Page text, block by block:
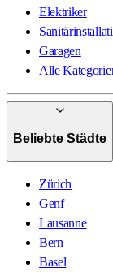
Elektriker
Garagen
Alle
Beliebte Städte
Zürich
Genf
Lausanne
Bern
Basel